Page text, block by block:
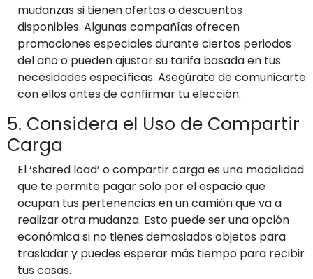
mudanzas si tienen ofertas o descuentos
disponibles. Algunas compañías ofrecen
promociones especiales durante ciertos periodos
del año o pueden ajustar su tarifa basada en tus
necesidades específicas. Asegúrate de comunicarte
con ellos antes de confirmar tu elección.
5. Considera el Uso de Compartir
Carga
El ‘shared load’ o compartir carga es una modalidad
que te permite pagar solo por el espacio que
ocupan tus pertenencias en un camión que va a
realizar otra mudanza. Esto puede ser una opción
económica si no tienes demasiados objetos para
trasladar y puedes esperar más tiempo para recibir
tus cosas.